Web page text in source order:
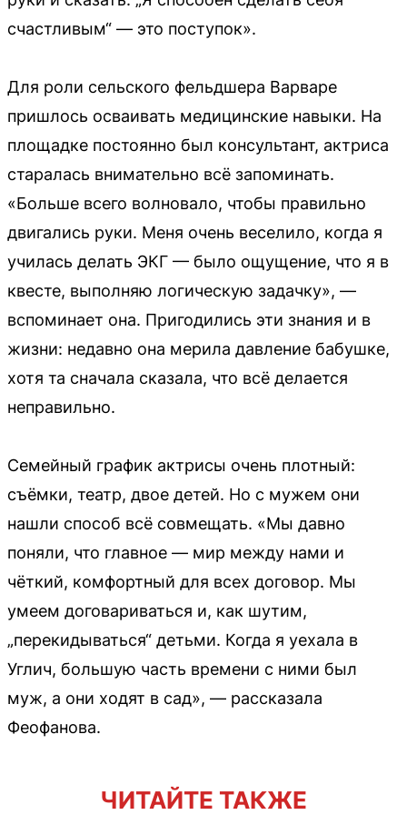
счастливым“ — это поступок».
Для роли сельского фельдшера Варваре
пришлось осваивать медицинские навыки. На
площадке постоянно был консультант, актриса
старалась внимательно всё запоминать.
«Больше всего волновало, чтобы правильно
двигались руки. Меня очень веселило, когда я
училась делать ЭКГ — было ощущение, что я в
квесте, выполняю логическую задачку», —
вспоминает она. Пригодились эти знания и в
жизни: недавно она мерила давление бабушке,
хотя та сначала сказала, что всё делается
неправильно.
Семейный график актрисы очень плотный:
съёмки, театр, двое детей. Но с мужем они
нашли способ всё совмещать. «Мы давно
поняли, что главное — мир между нами и
чёткий, комфортный для всех договор. Мы
умеем договариваться и, как шутим,
„перекидываться“ детьми. Когда я уехала в
Углич, большую часть времени с ними был
муж, а они ходят в сад», — рассказала
Феофанова.
ЧИТАЙТЕ ТАКЖЕ